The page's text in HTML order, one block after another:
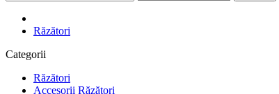
Răzători
Categorii
Răzători
Accesorii Răzători